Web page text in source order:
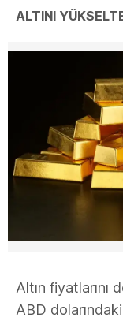
ALTINI
Altın fiyatlarını
ABD